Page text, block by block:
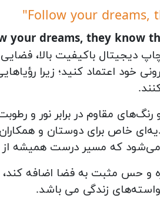
your dreams, they know
باکیفیت بالا، فضایی
خود اعتماد کنید؛ زیرا
مقاوم در برابر نور و رطوبت،
خاص برای دوستان و
که مسیر درست همیشه از
و حس مثبت به فضا اضافه کند،
زندگی می باشد.